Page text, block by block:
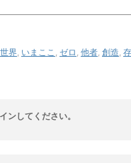
界 いまここ ゼロ 他者 創造
ンしてください。